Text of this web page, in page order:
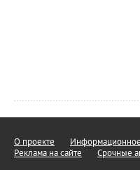
О проекте
Реклама на сайте
Срочные